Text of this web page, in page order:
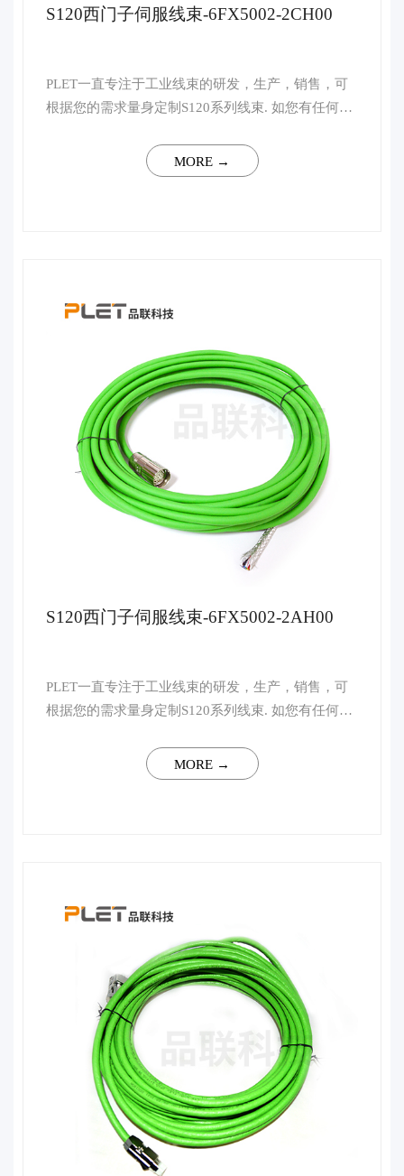
S120西门子伺服线束-6FX5002-2CH00
PLET一直专注于工业线束的研发，生产，销售，可
根据您的需求量身定制S120系列线束. 如您有任何技
级工程师予以一对一解答。 ...
MORE →
S120西门子伺服线束-6FX5002-2AH00
PLET一直专注于工业线束的研发，生产，销售，可
根据您的需求量身定制S120系列线束. 如您有任何技
级工程师予以一对一解答。 ...
MORE →